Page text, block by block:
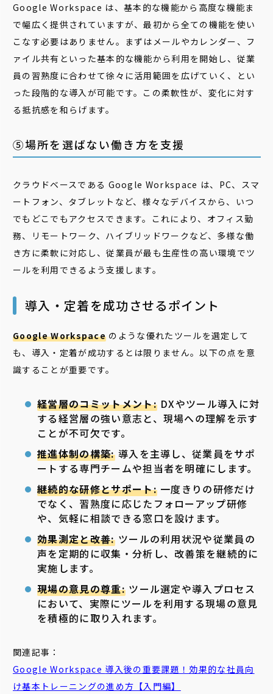
Google Workspace は、基本的な機能から高度な機能ま
で幅広く提供されていますが、最初から全ての機能を使い
こなす必要はありません。まずはメールやカレンダー、フ
ァイル共有といった基本的な機能から利用を開始し、従業
員の習熟度に合わせて徐々に活用範囲を広げていく、とい
った段階的な導入が可能です。この柔軟性が、変化に対す
る抵抗感を和らげます。
⑤場所を選ばない働き方を支援
クラウドベースである Google Workspace は、PC、スマ
ートフォン、タブレットなど、様々なデバイスから、いつ
でもどこでもアクセスできます。これにより、オフィス勤
務、リモートワーク、ハイブリッドワークなど、多様な働
き方に柔軟に対応し、従業員が最も生産性の高い環境でツ
ールを利用できるよう支援します。
導入・定着を成功させるポイント
Google Workspace のような優れたツールを選定して
も、導入・定着が成功するとは限りません。以下の点を意
識することが重要です。
経営層のコミットメント:DXやツール導入に対
する経営層の強い意志と、現場への理解を示す
ことが不可欠です。
推進体制の構築:導入を主導し、従業員をサポ
ートする専門チームや担当者を明確にします。
継続的な研修とサポート:一度きりの研修だけ
でなく、習熟度に応じたフォローアップ研修
や、気軽に相談できる窓口を設けます。
効果測定と改善:ツールの利用状況や従業員の
声を定期的に収集・分析し、改善策を継続的に
実施します。
現場の意見の尊重:ツール選定や導入プロセス
において、実際にツールを利用する現場の意見
を積極的に取り入れます。
関連記事：
Google Workspace 導入後の重要課題！効果的な社員向
け基本トレーニングの進め方【入門編】